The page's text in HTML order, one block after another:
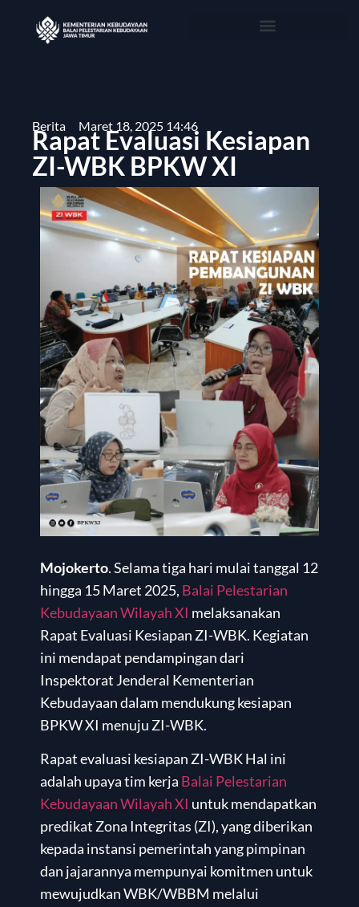
Berita Maret 18, 2025 14:46
Rapat Evaluasi Kesiapan
ZI-WBK BPKW XI
Mojokerto. Selama tiga hari mulai tanggal 12
hingga 15 Maret 2025, Balai Pelestarian
Kebudayaan Wilayah XI melaksanakan
Rapat Evaluasi Kesiapan ZI-WBK. Kegiatan
ini mendapat pendampingan dari
Inspektorat Jenderal Kementerian
Kebudayaan dalam mendukung kesiapan
BPKW XI menuju ZI-WBK.
Rapat evaluasi kesiapan ZI-WBK Hal ini
adalah upaya tim kerja Balai Pelestarian
Kebudayaan Wilayah XI untuk mendapatkan
predikat Zona Integritas (ZI), yang diberikan
kepada instansi pemerintah yang pimpinan
dan jajarannya mempunyai komitmen untuk
mewujudkan WBK/WBBM melalui